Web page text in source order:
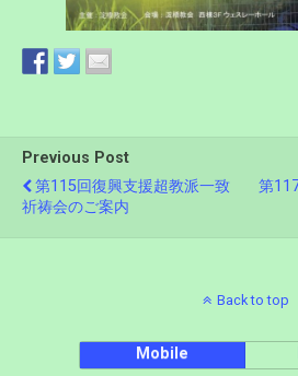
Previous Post
第115回復興支援超教派一致
祈祷会のご案内
第
Back to top
Mobile